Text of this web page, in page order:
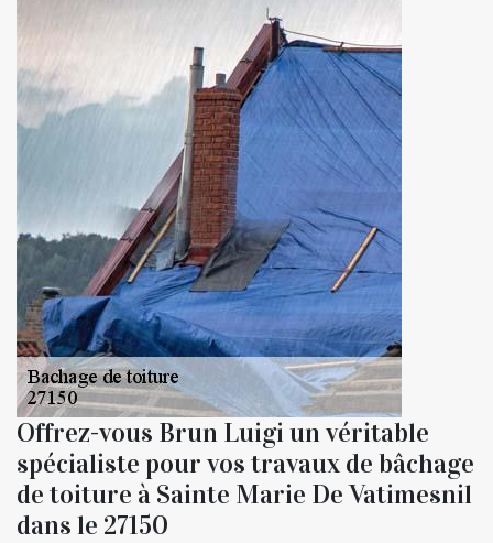
Offrez-vous Brun Luigi un véritable
spécialiste pour vos travaux de bâchage
de toiture à Sainte Marie De Vatimesnil
dans le 27150